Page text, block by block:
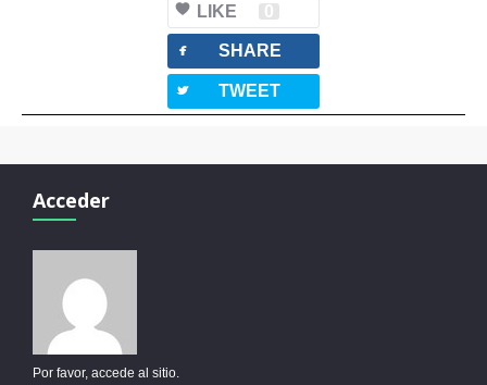
LIKE 0
facebook SHARE
twitterbird TWEET
Acceder
Por favor, accede al sitio.